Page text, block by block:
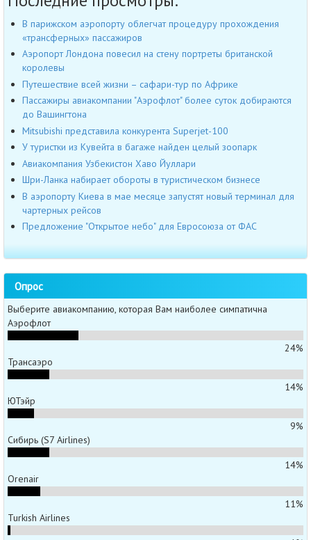
В парижском аэропорту облегчат процедуру прохождения
«трансферных» пассажиров
Аэропорт Лондона повесил на стену портреты британской
королевы
Путешествие всей жизни – сафари-тур по Африке
Пассажиры авиакомпании "Аэрофлот" более суток добираются
до Вашингтона
Mitsubishi представила конкурента Superjet-100
У туристки из Кувейта в багаже найден целый зоопарк
Авиакомпания Узбекистон Хаво Йуллари
Шри-Ланка набирает обороты в туристическом бизнесе
В аэропорту Киева в мае месяце запустят новый терминал для
чартерных рейсов
Предложение "Открытое небо" для Евросоюза от ФАС
Опрос
Выберите авиакомпанию, которая Вам наиболее симпатична
Аэрофлот
24%
Трансаэро
14%
ЮТэйр
9%
Сибирь (S7 Airlines)
14%
Orenair
11%
Turkish Airlines